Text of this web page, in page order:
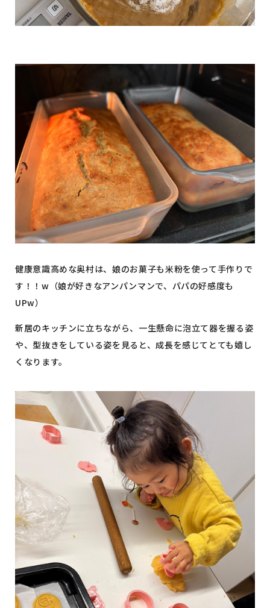
健康意識高めな奥村は、娘のお菓子も米粉を使って手作りで
す！！w（娘が好きなアンパンマンで、パパの好感度も
UPw）
新居のキッチンに立ちながら、一生懸命に泡立て器を握る姿
や、型抜きをしている姿を見ると、成長を感じてとても嬉し
くなります。